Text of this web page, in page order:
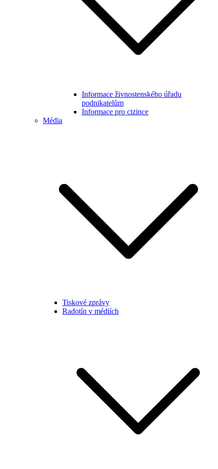
Informace živnostenského úřadu
podnikatelům
Informace pro cizince
Média
Tiskové zprávy
Radotín v médiích